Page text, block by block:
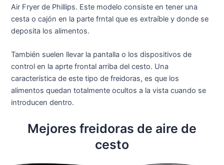
Air Fryer de Phillips. Este modelo consiste en tener una
cesta o cajón en la parte frntal que es extraíble y donde se
deposita los alimentos.
También suelen llevar la pantalla o los dispositivos de
control en la aprte frontal arriba del cesto. Una
característica de este tipo de freidoras, es que los
alimentos quedan totalmente ocultos a la vista cuando se
introducen dentro.
Mejores freidoras de aire de
cesto